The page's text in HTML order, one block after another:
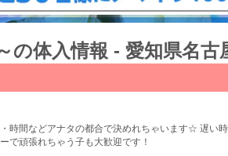
の体入情報 - 愛知県名古
時間などアナタの都合で決めれちゃいます☆ 遅い
で頑張れちゃう子も大歓迎です！